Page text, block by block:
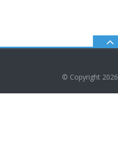
© Copyright 2026